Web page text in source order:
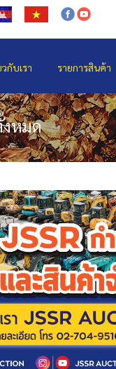
วกับเรา รายการสินค้า
หมด